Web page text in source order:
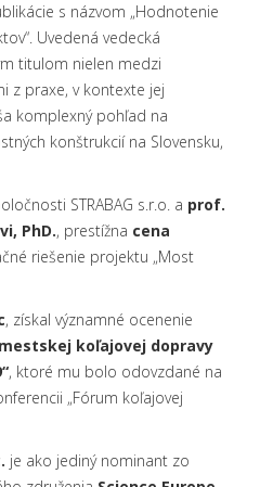
s názvom „Hodnotenie
Uvedená vedecká
titulom nielen medzi
z praxe, v kontexte jej
komplexný pohľad na
konštrukcií na Slovensku,
STRABAG s.r.o. a prof.
PhD., prestížna cena
riešenie projektu „Most
, získal významné ocenenie
koľajovej dopravy
, ktoré mu bolo odovzdané na
„Fórum koľajovej
je ako jediný nominant zo